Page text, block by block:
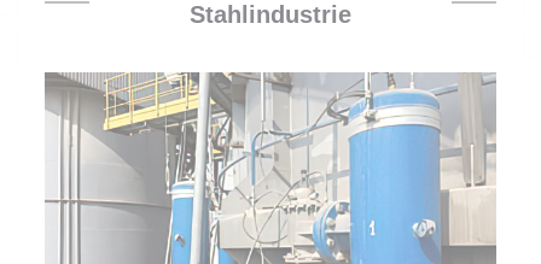
Stahlindustrie